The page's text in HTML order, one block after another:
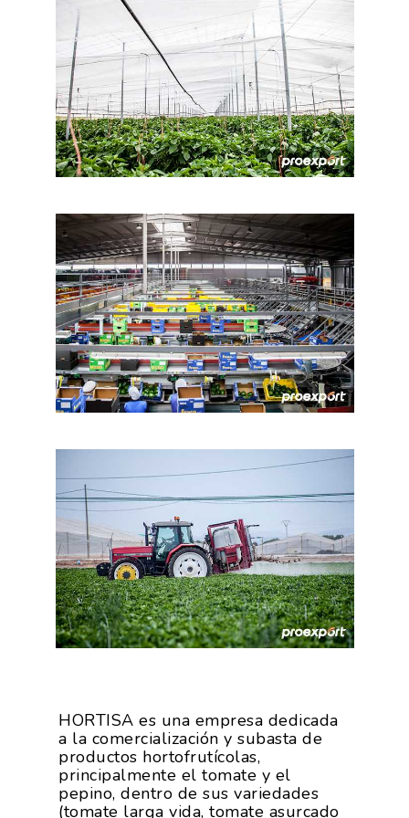
HORTISA es una empresa dedicada
a la comercialización y subasta de
productos hortofrutícolas,
principalmente el tomate y el
pepino, dentro de sus variedades
(tomate larga vida, tomate asurcado